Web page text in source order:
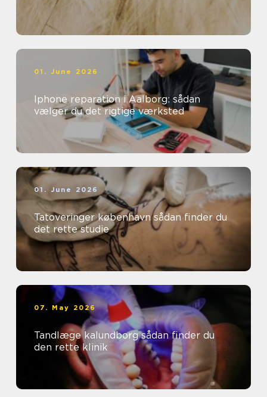
01. June 2026
Iphone reparation i Aalborg: sådan
vælger du det rigtige værksted
01. June 2026
Tatoveringer københavn sådan finder du
det rette studie
07. May 2026
Tandlæge kalundborg sådan finder du
den rette klinik